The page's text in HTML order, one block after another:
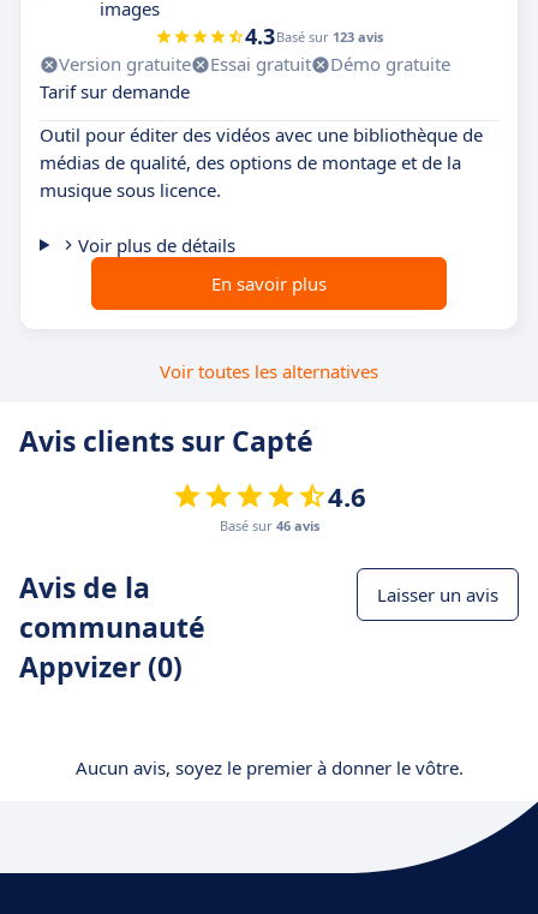
images
4.3Basé sur 123 avis
Version gratuite Essai gratuit
Démo gratuite
Tarif sur demande
Outil pour éditer des vidéos avec une bibliothèque de
médias de qualité, des options de montage et de la
musique sous licence.
Voir plus de détails
En savoir plus
Voir toutes les alternatives
Avis clients sur Capté
4.6
Basé sur 46 avis
Avis de la
communauté
Appvizer (0)
Laisser un avis
Aucun avis, soyez le premier à donner le vôtre.